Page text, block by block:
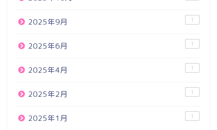
2025年9月 1
2025年6月 1
2025年4月 1
2025年2月 1
2025年1月 1